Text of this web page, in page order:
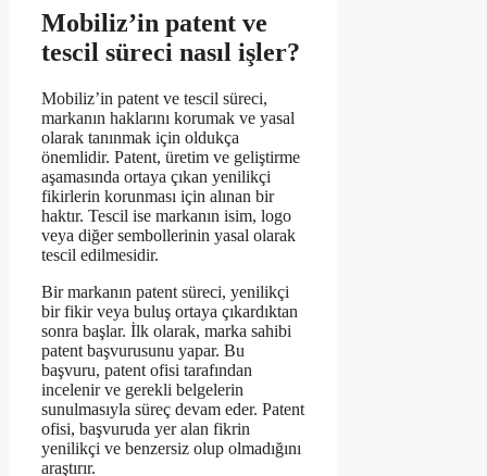
Mobiliz’in patent ve
tescil süreci nasıl işler?
Mobiliz’in patent ve tescil süreci,
markanın haklarını korumak ve yasal
olarak tanınmak için oldukça
önemlidir. Patent, üretim ve geliştirme
aşamasında ortaya çıkan yenilikçi
fikirlerin korunması için alınan bir
haktır. Tescil ise markanın isim, logo
veya diğer sembollerinin yasal olarak
tescil edilmesidir.
Bir markanın patent süreci, yenilikçi
bir fikir veya buluş ortaya çıkardıktan
sonra başlar. İlk olarak, marka sahibi
patent başvurusunu yapar. Bu
başvuru, patent ofisi tarafından
incelenir ve gerekli belgelerin
sunulmasıyla süreç devam eder. Patent
ofisi, başvuruda yer alan fikrin
yenilikçi ve benzersiz olup olmadığını
araştırır.